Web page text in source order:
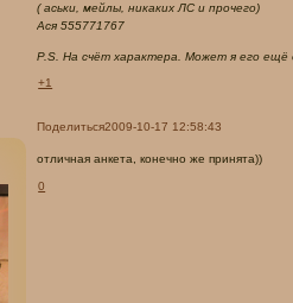
( аськи, мейлы, никаких ЛС и прочего)
Ася 555771767
P.S. На счёт характера. Может я его ещё
+1
Поделиться2009-10-17 12:58:43
отличная анкета, конечно же принята))
0